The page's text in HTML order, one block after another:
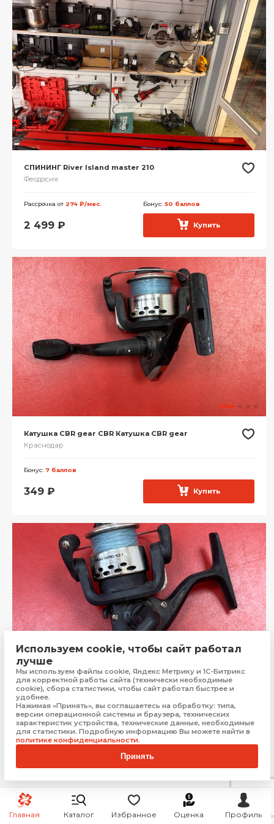
Главная Каталог Избранное Оценка Профиль
СПИНИНГ River Island master 210
Феодосия
Рассрочка от 274 ₽/мес. Бонус: 50 баллов
2 499 ₽ Купить
Катушка CBR gear CBR Катушка CBR gear
Краснодар
Бонус: 7 баллов
349 ₽ Купить
Катушка CBR gear
Краснодар
Бонус: 7 баллов
Используем cookie, чтобы сайт работал
лучше
Мы используем файлы cookie, Яндекс Метрику и 1С-Битрикс
для корректной работы сайта (технически необходимые
cookie), сбора статистики, чтобы сайт работал быстрее и
удобнее.
Нажимая «Принять», вы соглашаетесь на обработку: типа,
версии операционной системы и браузера, технических
характеристик устройства, технические данные, необходимые
для статистики. Подробную информацию Вы можете найти в
политике конфиденциальности.
Принять